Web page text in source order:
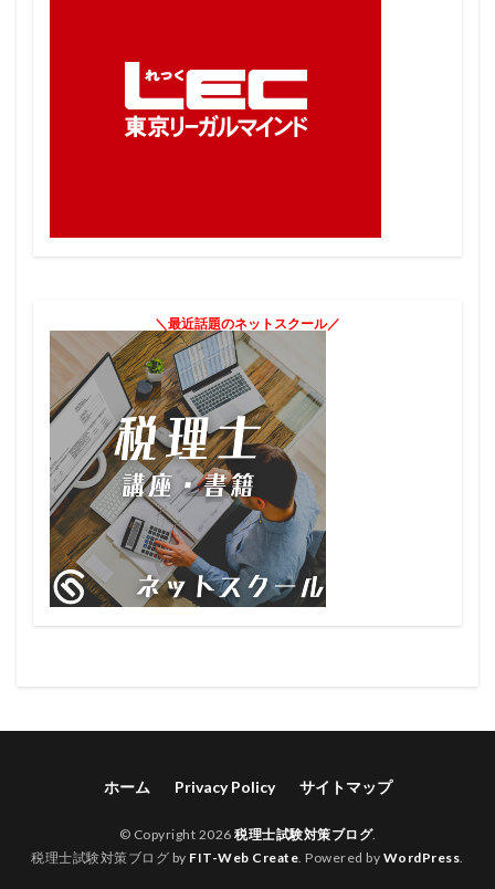
＼最近話題のネットスクール／
ホーム Privacy Policy サイトマップ
© Copyright 2026 税理士試験対策ブログ.
税理士試験対策ブログ by FIT-Web Create . Powered by WordPress